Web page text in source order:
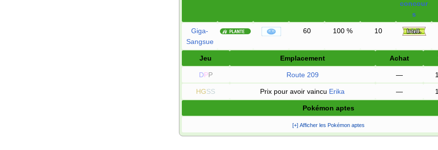
concour
s
Giga-
Sangsue
60 100 % 10
Jeu Emplacement Achat
DPP Route 209 —
HGSS Prix pour avoir vaincu Erika —
Pokémon aptes
[+] Afficher les Pokémon aptes